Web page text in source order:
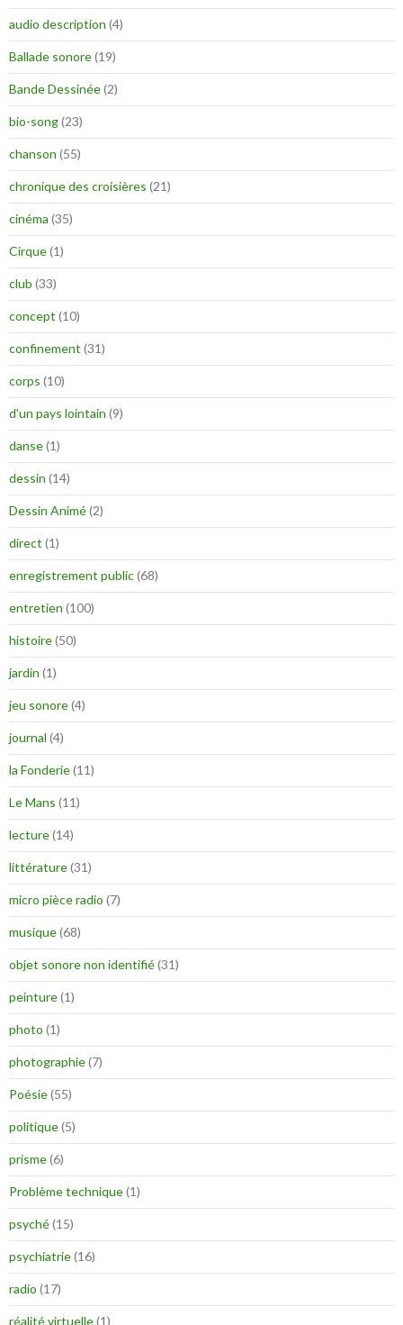
audio description (4)
Ballade sonore(19)
Bande Dessinée(2)
bio-song(23)
chanson (55)
chronique des croisières (21)
cinéma (35)
Cirque(1)
club (33)
concept (10)
confinement (31)
corps (10)
d'un pays lointain (9)
danse(1)
dessin (14)
Dessin Animé(2)
direct (1)
enregistrement public(68)
entretien (100)
histoire(50)
jardin (1)
jeu sonore(4)
journal (4)
la Fonderie(11)
Le Mans (11)
lecture(14)
littérature(31)
micro pièce radio (7)
musique(68)
objet sonore non identifié(31)
peinture(1)
photo (1)
photographie(7)
Poésie(55)
politique(5)
prisme(6)
Problème technique(1)
psyché(15)
psychiatrie(16)
radio (17)
réalité virtuelle(1)